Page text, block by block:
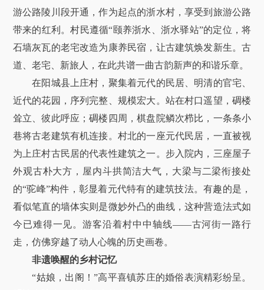
游公路陵川段开通，作为起点的浙水村，享受到旅游公路
带来的红利。村民遵循“颐养浙水、浙水驿站”的定位，将
石墙灰瓦的老宅改造为康养民宿，让古建筑焕发新生。古
道、老宅、新旅人，在此共谱一曲古韵新声的和谐乐章。
在阳城县上庄村，聚集着元代的民居、明清的官宅、
近代的花园，序列完整、规模宏大。站在村口遥望，碉楼
耸立、彼此呼应；碉楼四周，棋盘院鳞次栉比，一条条小
巷将古老建筑有机连接。村北的一座元代民居，一直被视
为上庄村古民居的代表性建筑之一。步入院内，三座屋子
外观古朴大方，屋内斗拱简洁大气，大梁与二梁衔接处
的“驼峰”构件，彰显着元代特有的建筑技法。有趣的是，
看似笔直的墙体实则是微妙外凸的曲线，这种营造法式如
今已难得一见。游客沿着村中中轴线——古河街一路行
走，仿佛穿越了动人心魄的历史画卷。
非遗唤醒的乡村记忆
“姑娘，出阁！”高平喜镇苏庄的婚俗表演精彩纷呈。